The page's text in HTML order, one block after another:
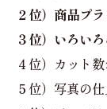
２位）商品プ
３位）いろい
４位）カット
５位）写真の